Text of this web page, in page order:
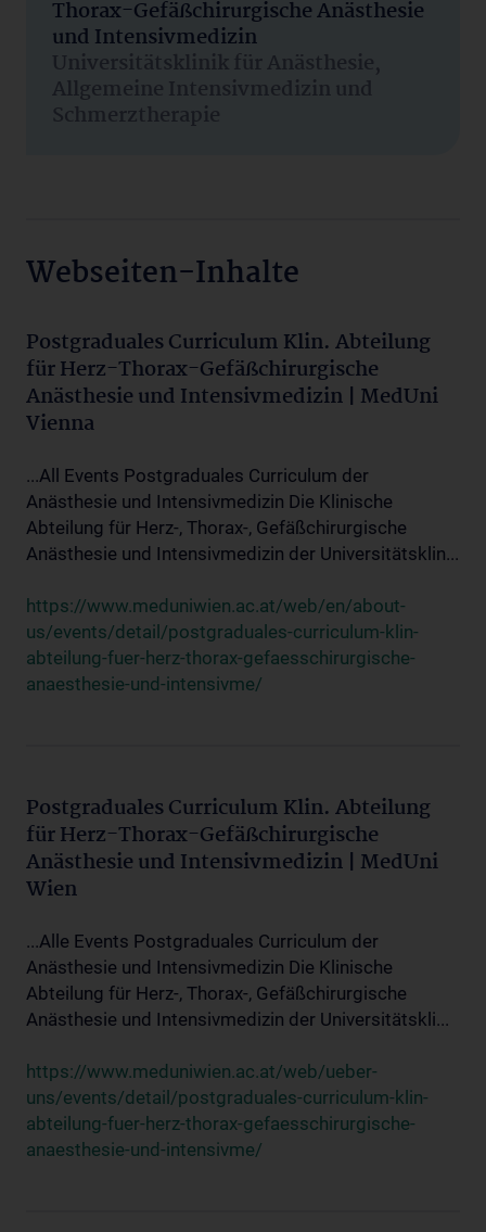
Thorax-Gefäßchirurgische Anästhesie
und Intensivmedizin
Universitätsklinik für Anästhesie,
Allgemeine Intensivmedizin und
Schmerztherapie
Webseiten-Inhalte
Postgraduales Curriculum Klin. Abteilung
für Herz-Thorax-Gefäßchirurgische
Anästhesie und Intensivmedizin | MedUni
Vienna
...All Events Postgraduales Curriculum der
Anästhesie und Intensivmedizin Die Klinische
Abteilung für Herz-, Thorax-, Gefäßchirurgische
Anästhesie und Intensivmedizin der Universitätsklin...
https://www.meduniwien.ac.at/web/en/about-
us/events/detail/postgraduales-curriculum-klin-
abteilung-fuer-herz-thorax-gefaesschirurgische-
anaesthesie-und-intensivme/
Postgraduales Curriculum Klin. Abteilung
für Herz-Thorax-Gefäßchirurgische
Anästhesie und Intensivmedizin | MedUni
Wien
...Alle Events Postgraduales Curriculum der
Anästhesie und Intensivmedizin Die Klinische
Abteilung für Herz-, Thorax-, Gefäßchirurgische
Anästhesie und Intensivmedizin der Universitätskli...
https://www.meduniwien.ac.at/web/ueber-
uns/events/detail/postgraduales-curriculum-klin-
abteilung-fuer-herz-thorax-gefaesschirurgische-
anaesthesie-und-intensivme/